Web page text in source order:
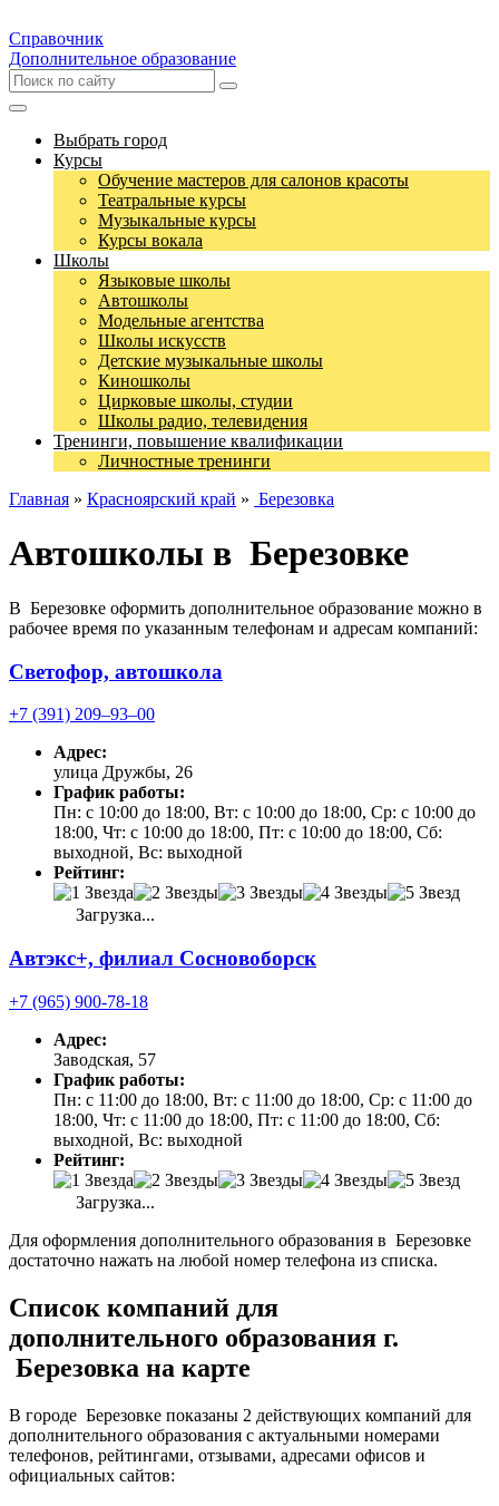
Справочник
Дополнительное образование
Выбрать город
Курсы
Обучение мастеров для салонов красоты
Театральные курсы
Музыкальные курсы
Курсы вокала
Школы
Языковые школы
Автошколы
Модельные агентства
Школы искусств
Детские музыкальные школы
Киношколы
Цирковые школы, студии
Школы радио, телевидения
Тренинги, повышение квалификации
Личностные тренинги
Главная » Красноярский край » Березовка
Автошколы в Березовке
В Березовке оформить дополнительное образование можно в
рабочее время по указанным телефонам и адресам компаний:
Светофор, автошкола
+7 (391) 209‒93‒00
Адрес:
улица Дружбы, 26
График работы:
Пн: с 10:00 до 18:00, Вт: с 10:00 до 18:00, Ср: с 10:00 до
18:00, Чт: с 10:00 до 18:00, Пт: с 10:00 до 18:00, Сб:
выходной, Вс: выходной
Рейтинг:
Загрузка...
Автэкс+, филиал Сосновоборск
+7 (965) 900-78-18
Адрес:
Заводская, 57
График работы:
Пн: с 11:00 до 18:00, Вт: с 11:00 до 18:00, Ср: с 11:00 до
18:00, Чт: с 11:00 до 18:00, Пт: с 11:00 до 18:00, Сб:
выходной, Вс: выходной
Рейтинг:
Загрузка...
Для оформления дополнительного образования в Березовке
достаточно нажать на любой номер телефона из списка.
Список компаний для
дополнительного образования г.
Березовка на карте
В городе Березовке показаны 2 действующих компаний для
дополнительного образования с актуальными номерами
телефонов, рейтингами, отзывами, адресами офисов и
официальных сайтов: